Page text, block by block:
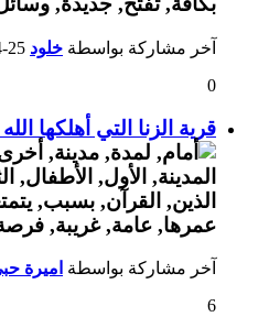
آخر مشاركة بواسطة خلود
0
قرية الزنا التي أهلكها
آخر مشاركة بواسطة اميرة
6